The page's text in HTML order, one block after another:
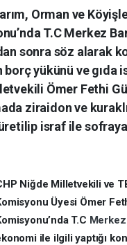
Orman ve
T.C Merkez
sonra söz alarak
yükünü ve gıda
Ömer Fethi
ziraidon ve
israf ile
Niğde Milletvekili ve
Üyesi Ömer
T.C Merkez
ile ilgili yaptığı